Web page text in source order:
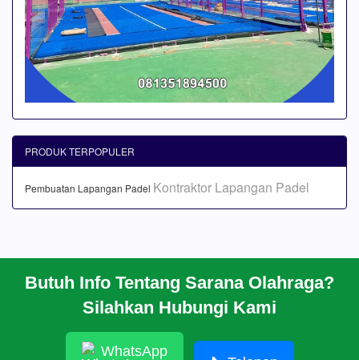
Butuh Info Tentang Sarana Olahraga?
Silahkan Hubungi Kami
WhatsApp
PRODUK TERPOPULER
Pembuatan Lapangan Padel Kontraktor Lapangan Padel
CARA PESAN